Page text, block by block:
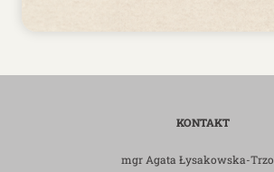
KONTAKT
mgr Agata Łysakowska-